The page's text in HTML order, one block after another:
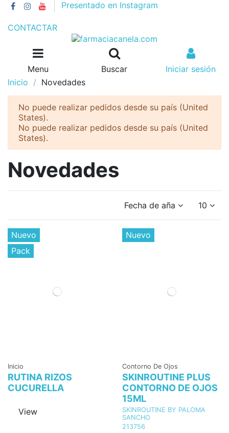
Presentado en Instagram
CONTACTAR
Menu Buscar
Iniciar sesión
Inicio
Novedades
No puede realizar pedidos desde su país (United
States).
No puede realizar pedidos desde su país (United
States).
Novedades
Fecha de añadido, más
10
Nuevo
Pack
Inicio
RUTINA RIZOS
CUCURELLA
View
Nuevo
Contorno De Ojos
SKINROUTINE PLUS
CONTORNO DE OJOS
15ML
SKINROUTINE BY PALOMA
SANCHO
213756